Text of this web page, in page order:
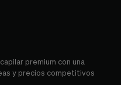
premium con una
y precios competitivos